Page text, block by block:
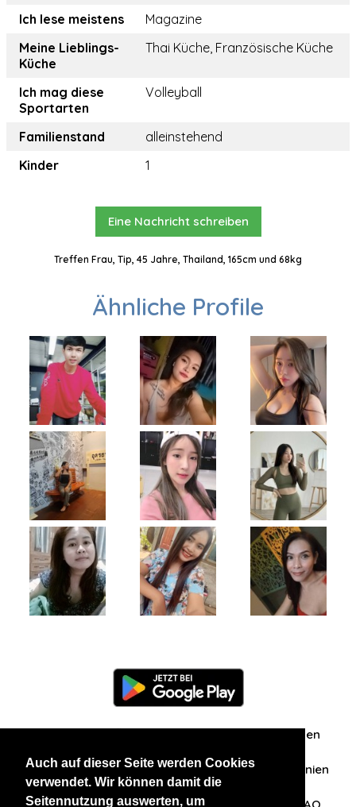
Auch auf dieser Seite werden Cookies
verwendet. Wir können damit die
Seitennutzung auswerten, um
Ich lese meistens
Magazine
Meine Lieblings-
Küche
Thai Küche, Französische Küche
Ich mag diese
Sportarten
Volleyball
Familienstand
alleinstehend
Kinder
1
Eine Nachricht schreiben
Treffen Frau, Tip, 45 Jahre, Thailand, 165cm und 68kg
Ähnliche Profile
Zuschriften/Erfahrungen
Datenschutzerklärung AGB Datenschutzrichtlinien